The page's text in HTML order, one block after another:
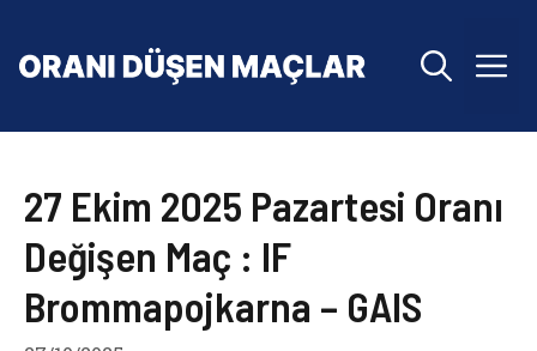
27 Ekim 2025 Pazartesi Oranı
Değişen Maç : IF
Brommapojkarna – GAIS